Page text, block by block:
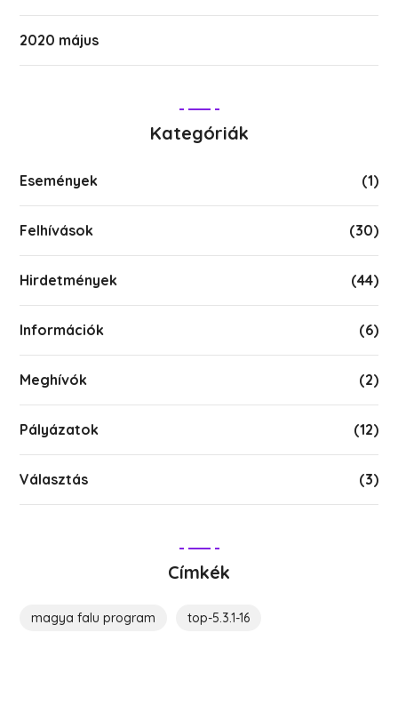
2020 május
Kategóriák
Események (1)
Felhívások (30)
Hirdetmények (44)
Információk (6)
Meghívók (2)
Pályázatok (12)
Választás (3)
Címkék
magya falu program top-5.3.1-16